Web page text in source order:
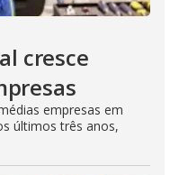
cresce
empresas em
últimos três anos,